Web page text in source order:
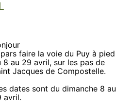
faire la voie du Puy à pied
8 au 29 avril, sur les pas de
Jacques de Compostelle.
dates sont du dimanche 8 au
avril.